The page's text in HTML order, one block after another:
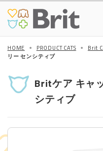
HOME PRODUCT CATS Brit
リー センシティブ
Britケア キャ
シティブ